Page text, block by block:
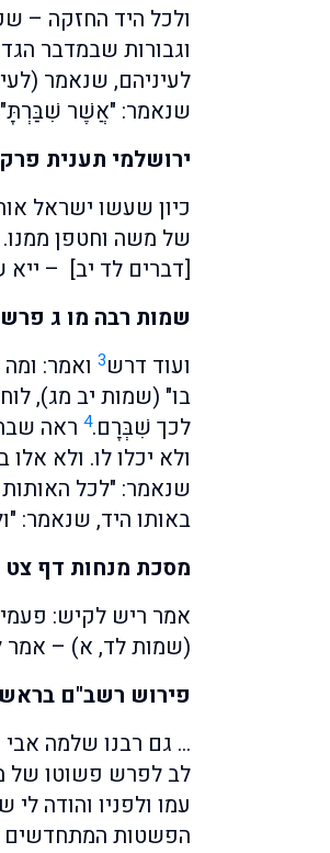
ולכל היד החזקה –
וגבורות שבמדבר
לעיניהם, שנאמר
שנאמר: "אֲשֶׁר
ירושלמי תענית
כיון שעשו ישראל
של משה וחטפן
[דברים לד יב] – ייא
שמות רבה מו ג
ועוד דרש3 ואמר:
בו" (שמות יב מג),
לכך שִׁבְּרָם.4 ראה
ולא יכלו לו. ולא
שנאמר: "לכל
באותו היד, שנאמר:
מסכת מנחות דף צט
אמר ריש לקיש:
(שמות לד, א) – אמר
פירוש רשב"ם
… גם רבנו שלמה אבי
לב לפרש פשוטו של
עמו ולפניו והודה
הפשטות המתחדשים